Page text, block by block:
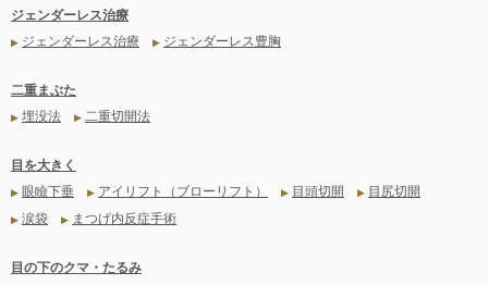
ジェンダーレス治療
▶ ジェンダーレス治療 ▶ ジェンダーレス豊胸
二重まぶた
▶ 埋没法 ▶ 二重切開法
目を大きく
▶ 眼瞼下垂 ▶ アイリフト（ブローリフト） ▶ 目頭切開 ▶ 目尻切開
▶ 涙袋 ▶ まつげ内反症手術
目の下のクマ・たるみ